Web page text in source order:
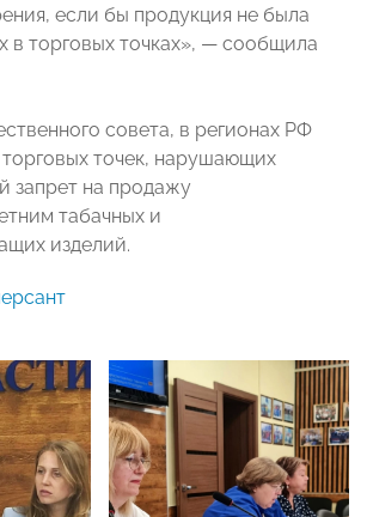
если бы продукция не была
в торговых точках», — сообщила
совета, в регионах РФ
точек, нарушающих
запрет на продажу
табачных и
изделий.